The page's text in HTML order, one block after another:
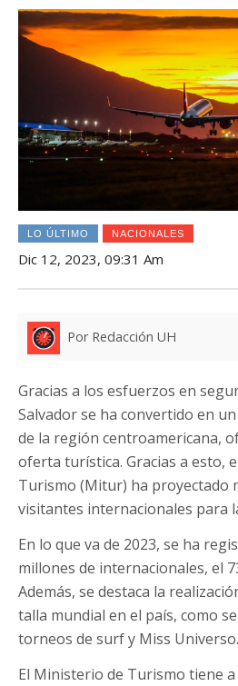
LO ÚLTIMO NACIONALES
Dic 12, 2023, 09:31 Am
Por Redacción UH
Gracias a los esfuerzos en
Salvador se ha convertido en
de la región centroamericana,
oferta turística. Gracias a esto,
Turismo (Mitur) ha proyectado
visitantes internacionales para
En lo que va de 2023, se ha
millones de internacionales, el
Además, se destaca la
talla mundial en el país, como
torneos de surf y Miss Universo.
El Ministerio de Turismo tiene